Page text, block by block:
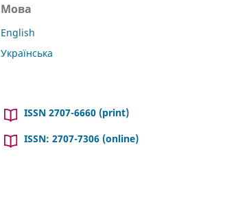
Мова
English
Українська
ISSN 2707-6660 (print)
ISSN: 2707-7306 (online)